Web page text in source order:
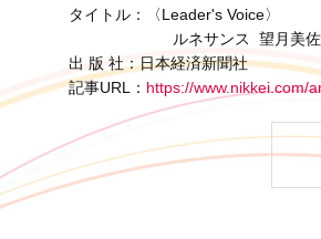
タイトル：〈Leader's Voice〉
ルネサンス 望月美佐緒社長
出 版 社：日本経済新聞社
記事URL： https://www.nikkei.com/